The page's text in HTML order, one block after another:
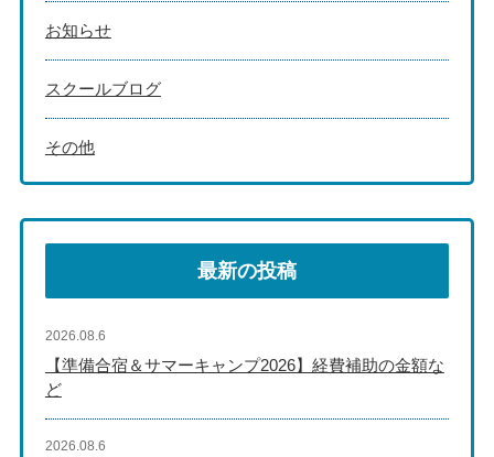
お知らせ
スクールブログ
その他
最新の投稿
【準備合宿＆サマーキャンプ2026】経費補助の金額な
ど
2026.08.6
2026.08.6